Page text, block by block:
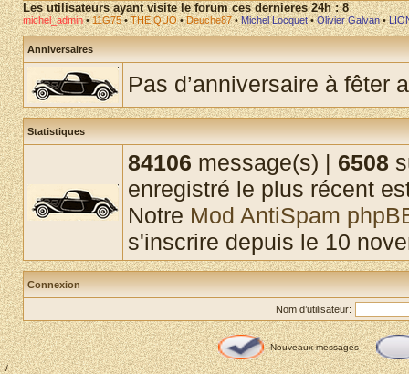
Les utilisateurs ayant visite le forum ces dernieres 24h : 8
michel_admin•11G75•THE QUO•Deuche87•Michel Locquet•Olivier Galvan•
Anniversaires
Pas d’anniversaire à fêter
Statistiques
84106 message(s) | 6508
enregistré le plus récent
Notre Mod AntiSpam
s'inscrire depuis le 10
Connexion
Nom d’utilisateur:
Nouveaux messages
--/